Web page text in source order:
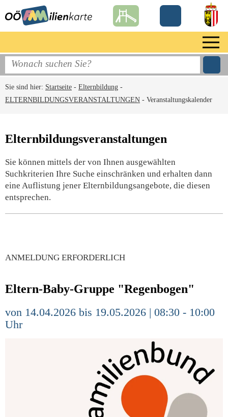
Sie sind hier: Startseite - Elternbildung -
ELTERNBILDUNGSVERANSTALTUNGEN - Veranstaltungskalender
Elternbildungsveranstaltungen
Sie können mittels der von Ihnen ausgewählten
Suchkriterien Ihre Suche einschränken und erhalten dann
eine Auflistung jener Elternbildungsangebote, die diesen
entsprechen.
ANMELDUNG ERFORDERLICH
Eltern-Baby-Gruppe "Regenbogen"
von 14.04.2026 bis 19.05.2026 | 08:30 - 10:00
Uhr